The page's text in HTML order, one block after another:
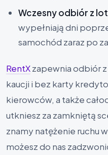
Wczesny odbiór z
wypełniają dni
samochód zaraz po
RentXzapewnia odbiór
kaucji i bez karty
kierowców, a także
utkniesz za zamkniętą
znamy natężenie ruchu
możesz do nas